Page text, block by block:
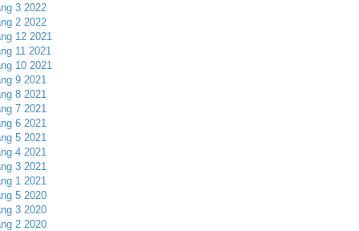
3 2022
2 2022
12 2021
11 2021
10 2021
9 2021
8 2021
7 2021
6 2021
5 2021
4 2021
3 2021
1 2021
5 2020
3 2020
2 2020